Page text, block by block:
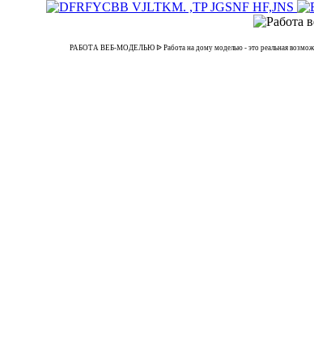
РАБОТА ВЕБ-МОДЕЛЬЮ ᐉ Работа на дому моделью - это реальная